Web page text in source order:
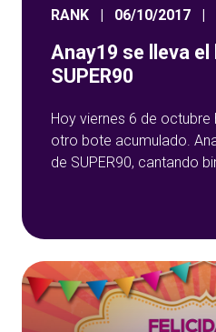
RANK 06/10/2017
Anay19 se lleva el
SUPER90
Hoy viernes 6 de
otro bote acumulado.
de SUPER90, cantando
han ido para Madrid.